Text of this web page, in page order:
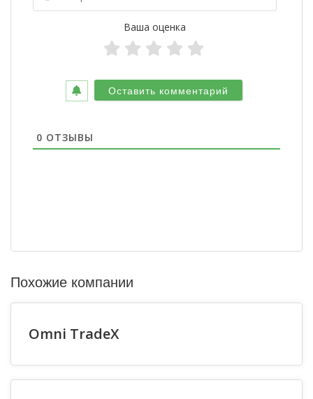
Ваша оценка
0 ОТЗЫВЫ
Похожие компании
Omni TradeX